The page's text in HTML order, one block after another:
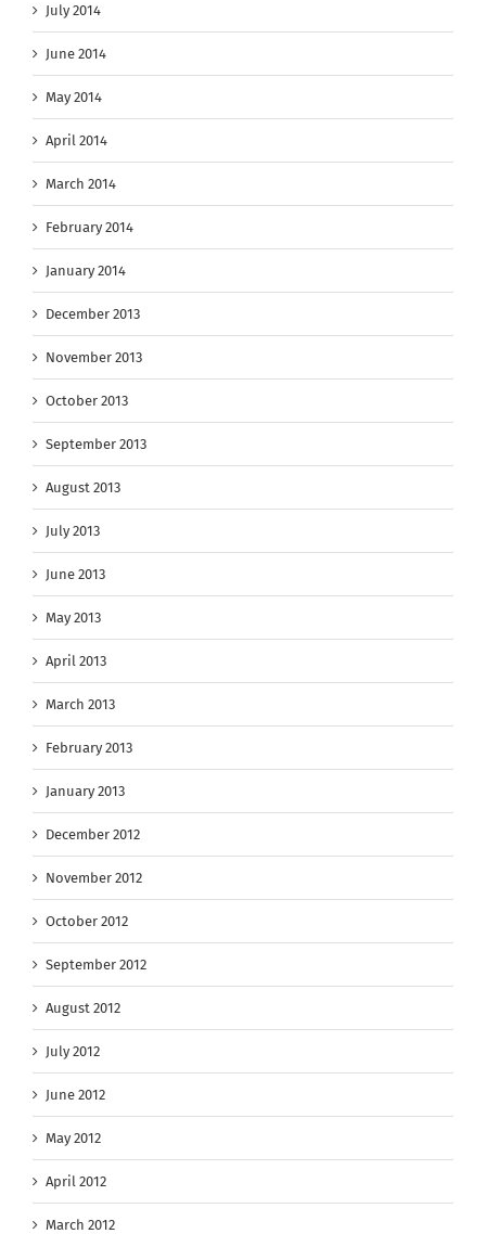
July 2014
June 2014
May 2014
April 2014
March 2014
February 2014
January 2014
December 2013
November 2013
October 2013
September 2013
August 2013
July 2013
June 2013
May 2013
April 2013
March 2013
February 2013
January 2013
December 2012
November 2012
October 2012
September 2012
August 2012
July 2012
June 2012
May 2012
April 2012
March 2012